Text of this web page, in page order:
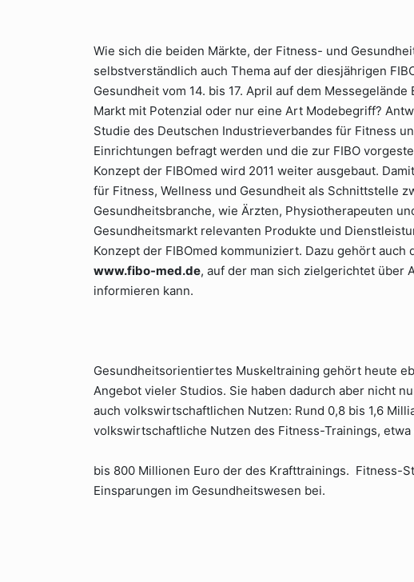
Wie sich die beiden Märkte, der Fitness- und
selbstverständlich auch Thema auf der diesjährigen
Gesundheit vom 14. bis 17. April auf dem
Markt mit Potenzial oder nur eine Art Modebegriff?
Studie des Deutschen Industrieverbandes für Fitness
Einrichtungen befragt werden und die zur FIBO
Konzept der FIBOmed wird 2011 weiter ausgebaut.
für Fitness, Wellness und Gesundheit als Schnittstelle
Gesundheitsbranche, wie Ärzten, Physiotherapeuten
Gesundheitsmarkt relevanten Produkte und
Konzept der FIBOmed kommuniziert. Dazu gehört
www.fibo-med.de, auf der man sich zielgerichtet über
informieren kann.
Gesundheitsorientiertes Muskeltraining gehört heute
Angebot vieler Studios. Sie haben dadurch aber nicht
auch volkswirtschaftlichen Nutzen: Rund 0,8 bis 1,6
volkswirtschaftliche Nutzen des Fitness-Trainings,
bis 800 Millionen Euro der des Krafttrainings. Fitness-
Einsparungen im Gesundheitswesen bei.